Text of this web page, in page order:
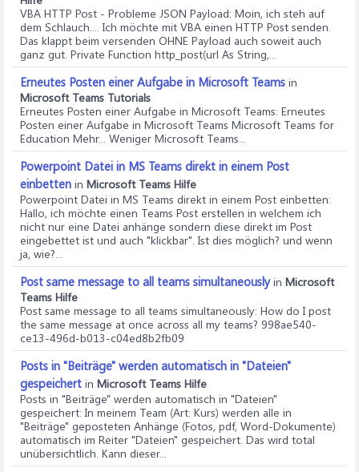
VBA HTTP Post - Probleme JSON Payload: Moin, ich steh auf
dem Schlauch.... Ich möchte mit VBA einen HTTP Post senden.
Das klappt beim versenden OHNE Payload auch soweit auch
ganz gut. Private Function http_post(url As String,...
Erneutes Posten einer Aufgabe in Microsoft Teams in
Microsoft Teams Tutorials
Erneutes Posten einer Aufgabe in Microsoft Teams: Erneutes
Posten einer Aufgabe in Microsoft Teams Microsoft Teams for
Education Mehr... Weniger Microsoft Teams...
Powerpoint Datei in MS Teams direkt in einem Post
einbetten in Microsoft Teams Hilfe
Powerpoint Datei in MS Teams direkt in einem Post einbetten:
Hallo, ich möchte einen Teams Post erstellen in welchem ich
nicht nur eine Datei anhänge sondern diese direkt im Post
eingebettet ist und auch "klickbar". Ist dies möglich? und wenn
ja, wie?...
Post same message to all teams simultaneouslyin Microsoft
Teams Hilfe
Post same message to all teams simultaneously: How do I post
the same message at once across all my teams? 998ae540-
ce13-496d-b013-c04ed8b2fb09
Posts in "Beiträge" werden automatisch in "Dateien"
gespeichert in Microsoft Teams Hilfe
Posts in "Beiträge" werden automatisch in "Dateien"
gespeichert: In meinem Team (Art: Kurs) werden alle in
"Beiträge" geposteten Anhänge (Fotos, pdf, Word-Dokumente)
automatisch im Reiter "Dateien" gespeichert. Das wird total
unübersichtlich. Kann dieser...